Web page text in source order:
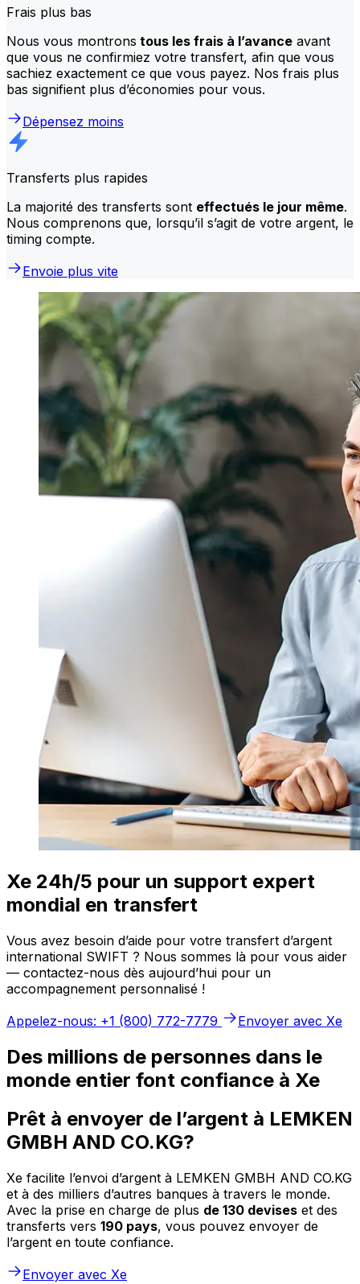
Frais plus bas
Nous vous montrons tous les frais à l’avance avant
que vous ne confirmiez votre transfert, afin que vous
sachiez exactement ce que vous payez. Nos frais plus
bas signifient plus d’économies pour vous.
Dépensez moins
Transferts plus rapides
La majorité des transferts sont effectués le jour même.
Nous comprenons que, lorsqu’il s’agit de votre argent, le
timing compte.
Envoie plus vite
Xe 24h/5 pour un support expert
mondial en transfert
Vous avez besoin d’aide pour votre transfert d’argent
international SWIFT ? Nous sommes là pour vous aider
— contactez-nous dès aujourd’hui pour un
accompagnement personnalisé !
Appelez-nous: +1 (800) 772-7779
Envoyer avec Xe
Des millions de personnes dans le
monde entier font confiance à Xe
Prêt à envoyer de l’argent à LEMKEN
GMBH AND CO.KG?
Xe facilite l’envoi d’argent à LEMKEN GMBH AND CO.KG
et à des milliers d’autres banques à travers le monde.
Avec la prise en charge de plus de 130 devises et des
transferts vers 190 pays, vous pouvez envoyer de
l’argent en toute confiance.
Envoyer avec Xe